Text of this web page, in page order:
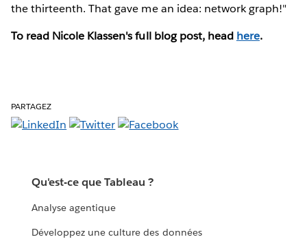
the thirteenth. That gave me an idea: network graph!"
To read Nicole Klassen's full blog post, head here.
PARTAGEZ
Qu'est-ce que Tableau ?
Analyse agentique
Développez une culture des données